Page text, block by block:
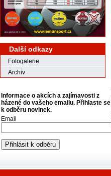
Další odkazy
Fotogalerie
Archiv
Informace o akcích a zajímavosti z
házené do vašeho emailu. Přihlaste se
k odběru novinek.
Email